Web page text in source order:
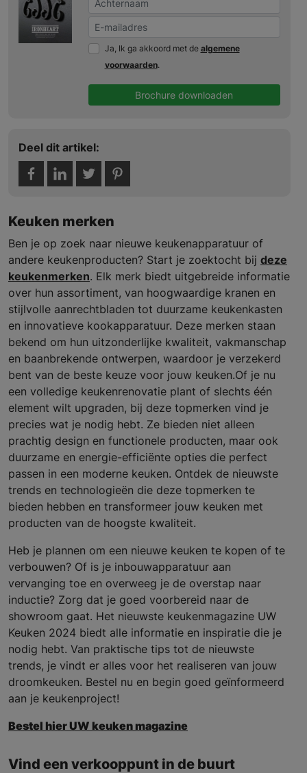
Ja, Ik ga akkoord met de algemene
voorwaarden.
Brochure downloaden
Deel dit artikel:
Keuken merken
Ben je op zoek naar nieuwe keukenapparatuur of
andere keukenproducten? Start je zoektocht bij deze
keukenmerken. Elk merk biedt uitgebreide informatie
over hun assortiment, van hoogwaardige kranen en
stijlvolle aanrechtbladen tot duurzame keukenkasten
en innovatieve kookapparatuur. Deze merken staan
bekend om hun uitzonderlijke kwaliteit, vakmanschap
en baanbrekende ontwerpen, waardoor je verzekerd
bent van de beste keuze voor jouw keuken.Of je nu
een volledige keukenrenovatie plant of slechts één
element wilt upgraden, bij deze topmerken vind je
precies wat je nodig hebt. Ze bieden niet alleen
prachtig design en functionele producten, maar ook
duurzame en energie-efficiënte opties die perfect
passen in een moderne keuken. Ontdek de nieuwste
trends en technologieën die deze topmerken te
bieden hebben en transformeer jouw keuken met
producten van de hoogste kwaliteit.
Heb je plannen om een nieuwe keuken te kopen of te
verbouwen? Of is je inbouwapparatuur aan
vervanging toe en overweeg je de overstap naar
inductie? Zorg dat je goed voorbereid naar de
showroom gaat. Het nieuwste keukenmagazine UW
Keuken 2024 biedt alle informatie en inspiratie die je
nodig hebt. Van praktische tips tot de nieuwste
trends, je vindt er alles voor het realiseren van jouw
droomkeuken. Bestel nu en begin goed geïnformeerd
aan je keukenproject!
Bestel hier UW keuken magazine
Vind een verkooppunt in de buurt